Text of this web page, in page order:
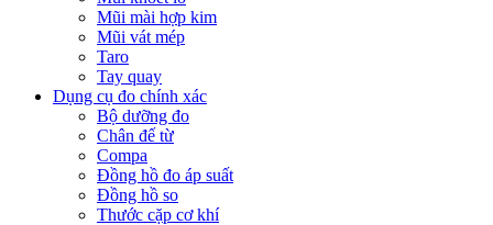
Mũi mài hợp kim
Mũi vát mép
Taro
Tay quay
Dụng cụ đo chính xác
Bộ dưỡng đo
Chân đế từ
Compa
Đồng hồ đo áp suất
Đồng hồ so
Thước cặp cơ khí